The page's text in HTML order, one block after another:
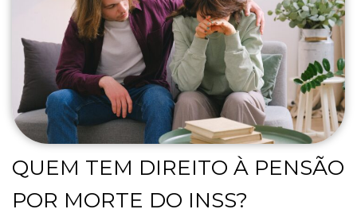
QUEM TEM DIREITO À PENSÃO
POR MORTE DO INSS?